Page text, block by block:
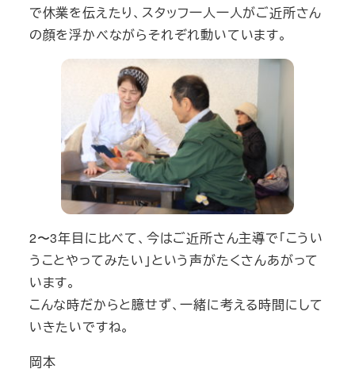
で休業を伝えたり、スタッフ一人一人がご近所さん
の顔を浮かべながらそれぞれ動いています。
2〜3年目に比べて、今はご近所さん主導で「こうい
うことやってみたい」という声がたくさんあがって
います。
こんな時だからと臆せず、一緒に考える時間にして
いきたいですね。
岡本